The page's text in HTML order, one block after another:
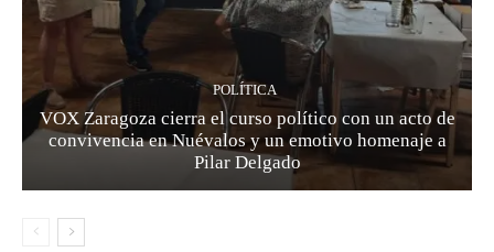
POLÍTICA
VOX Zaragoza cierra el curso político con un acto de
convivencia en Nuévalos y un emotivo homenaje a
Pilar Delgado